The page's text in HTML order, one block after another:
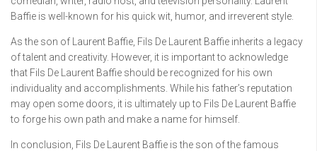
Baffie is well-known for his quick wit, humor, and irreverent style.
As the son of Laurent Baffie, Fils De Laurent Baffie inherits a legacy
of talent and creativity. However, it is important to acknowledge
that Fils De Laurent Baffie should be recognized for his own
individuality and accomplishments. While his father’s reputation
may open some doors, it is ultimately up to Fils De Laurent Baffie
to forge his own path and make a name for himself.
In conclusion, Fils De Laurent Baffie is the son of the famous